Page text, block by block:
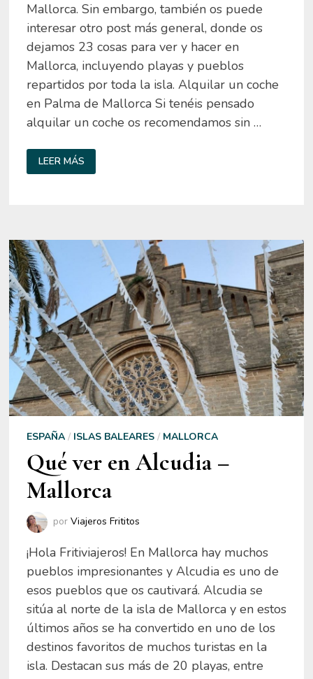
Mallorca. Sin embargo, también os puede
interesar otro post más general, donde os
dejamos 23 cosas para ver y hacer en
Mallorca, incluyendo playas y pueblos
repartidos por toda la isla. Alquilar un coche
en Palma de Mallorca Si tenéis pensado
alquilar un coche os recomendamos sin …
QUÉ
VER
EN
DE
SEMANA
LEER MÁS
ESPAÑA/ ISLAS BALEARES/ MALLORCA
Qué ver en Alcudia –
Mallorca
por Viajeros Frititos
¡Hola Fritiviajeros! En Mallorca hay muchos
pueblos impresionantes y Alcudia es uno de
esos pueblos que os cautivará. Alcudia se
sitúa al norte de la isla de Mallorca y en estos
últimos años se ha convertido en uno de los
destinos favoritos de muchos turistas en la
isla. Destacan sus más de 20 playas, entre